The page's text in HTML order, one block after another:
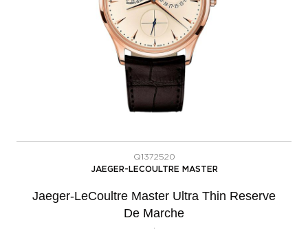
Q1372520
JAEGER-LECOULTRE MASTER
Jaeger-LeCoultre Master Ultra Thin Reserve
De Marche